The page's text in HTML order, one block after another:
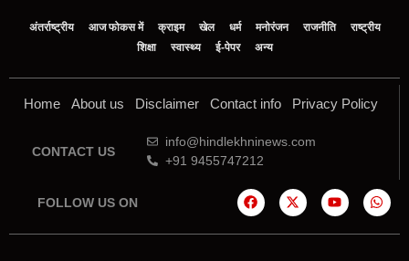
अंतर्राष्ट्रीय आज फोकस में क्राइम खेल धर्म मनोरंजन राजनीति
राष्ट्रीय
शिक्षा
स्वास्थ्य ई-पेपर अन्य
Home About us Disclaimer Contact info Privacy Policy
CONTACT US
info@hindlekhninews.com
+91 9455747212
FOLLOW US ON